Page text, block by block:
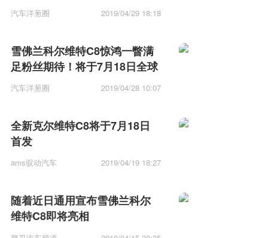
汽车洋葱圈 2019/04/29 18:18
雪佛兰科尔维特C8惊鸿一瞥满
足粉丝期待！将于7月18日全球
首发！
汽车洋葱圈 2019/04/28 10:07
全新克尔维特C8将于7月18日
首发
ams驭动汽车 2019/04/19 18:27
随着近日通用宣布雪佛兰科尔
维特C8即将亮相